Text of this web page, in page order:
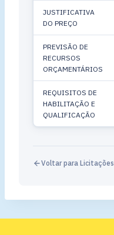
JUSTIFICATIVA
DO PREÇO
PREVISÃO DE
RECURSOS
ORÇAMENTÁRIOS
REQUISITOS DE
HABILITAÇÃO E
QUALIFICAÇÃO
Voltar para Licitações